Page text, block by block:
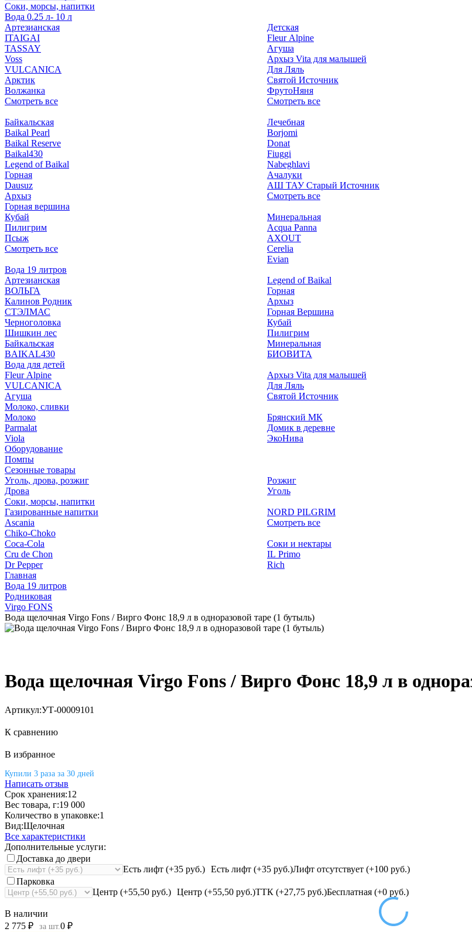
Соки, морсы, напитки
Вода 0.25 л- 10 л
Артезианская
ITAIGAI
TASSAY
Voss
VULCANICA
Арктик
Волжанка
Смотреть все
Байкальская
Baikal Pearl
Baikal Reserve
Baikal430
Legend of Baikal
Горная
Dausuz
Архыз
Горная вершина
Кубай
Пилигрим
Псыж
Смотреть все
Детская
Fleur Alpine
Агуша
Архыз Vita для малышей
Для Ляль
Святой Источник
ФрутоНяня
Смотреть все
Лечебная
Borjomi
Donat
Fiuggi
Nabeghlavi
Ачалуки
АШ ТАУ Старый Источник
Смотреть все
Минеральная
Acqua Panna
AXOUT
Cerelia
Evian
Вода 19 литров
Артезианская
ВОЛЬГА
Калинов Родник
СТЭЛМАС
Черноголовка
Шишкин лес
Байкальская
BAIKAL430
Legend of Baikal
Горная
Архыз
Горная Вершина
Кубай
Пилигрим
Минеральная
БИОВИТА
Вода для детей
Fleur Alpine
VULCANICA
Агуша
Архыз Vita для малышей
Для Ляль
Святой Источник
Молоко, сливки
Молоко
Parmalat
Viola
Брянский МК
Домик в деревне
ЭкоНива
Оборудование
Помпы
Сезонные товары
Уголь, дрова, розжиг
Дрова
Розжиг
Уголь
Соки, морсы, напитки
Газированные напитки
Ascania
Chiko-Choko
Coca-Cola
Cru de Chon
Dr Pepper
NORD PILGRIM
Смотреть все
Соки и нектары
IL Primo
Rich
Главная
Вода 19 литров
Родниковая
Virgo FONS
Вода щелочная Virgo Fons / Вирго Фонс 18,9 л в одноразовой таре (1 бутыль)
Вода щелочная Virgo Fons / Вирго Фонс 18,9 л в
Артикул:УТ-00009101
К сравнению
В избранное
Купили 3 раза за 30 дней
Написать отзыв
Срок хранения:12
Вес товара, г:19 000
Количество в упаковке:1
Вид:Щелочная
Все характеристики
Дополнительные услуги:
Доставка до двери
Есть лифт (+35 руб.) Есть лифт (+35 руб.)Лифт отсутствует (+100 руб.)
Парковка
Центр (+55,50 руб.) Центр (+55,50 руб.)ТТК (+27,75 руб.)Бесплатная (+0 руб.)
В наличии
2 775 ₽ за шт. 0 ₽